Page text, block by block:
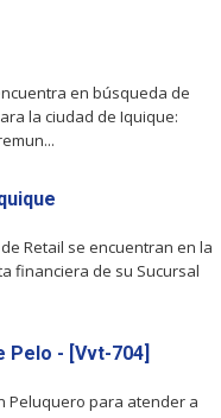
en búsqueda de
la ciudad de Iquique:
Retail se encuentran en la
financiera de su Sucursal
Pelo - [Vvt-704]
Peluquero para atender a